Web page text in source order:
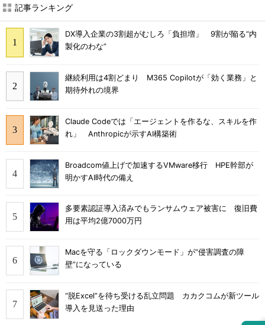
記事ランキング
DX導入企業の3割超がむしろ「負担増」 9割が陥る“内
製化のわな”
継続利用は4割どまり M365 Copilotが「効く業務」と
期待外れの境界
Claude Codeでは「エージェントを作るな、スキルを作
れ」 Anthropicが示すAI構築術
Broadcom値上げで加速するVMware移行 HPE幹部が
明かすAI時代の備え
多要素認証導入済みでもランサムウェア被害に 復旧費
用は平均2億7000万円
Macを守る「ロックダウンモード」が“侵害調査の障
壁”になっている
“脱Excel”を待ち受ける乱立問題 カカクコムが新ツール
導入を見送った理由